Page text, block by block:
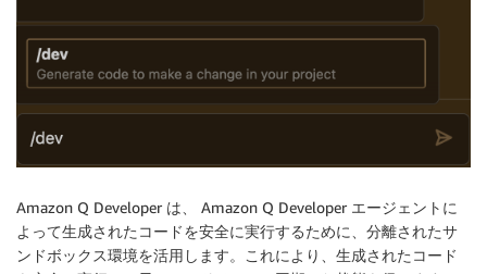
Amazon Q Developer は、 Amazon Q Developer エージェントに
よって生成されたコードを安全に実行するために、分離されたサ
ンドボックス環境を活用します。これにより、生成されたコード